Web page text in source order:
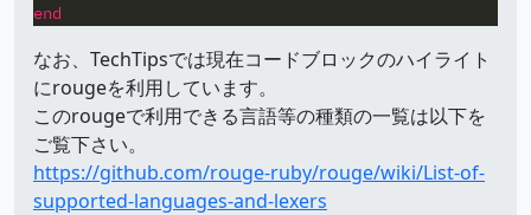
end
なお、TechTipsでは現在コードブロックのハイライト
にrougeを利用しています。
このrougeで利用できる言語等の種類の一覧は以下を
ご覧下さい。
https://github.com/rouge-ruby/rouge/wiki/List-of-
supported-languages-and-lexers